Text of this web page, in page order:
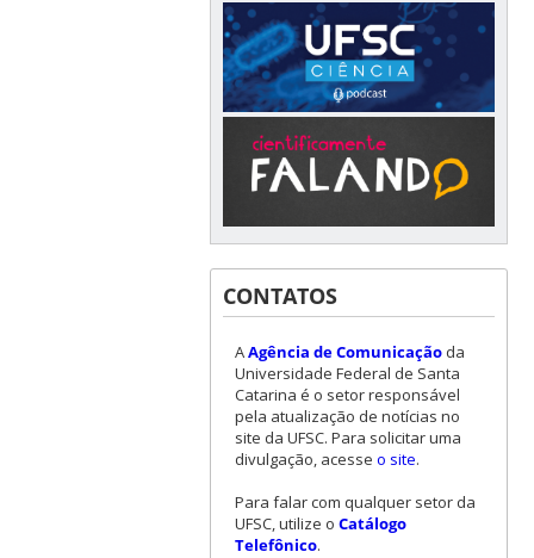
CONTATOS
AAgência de Comunicaçãoda
Universidade Federal de Santa
Catarina é o setor responsável
pela atualização de notícias no
site da UFSC. Para solicitar uma
divulgação, acesse o site.
Para falar com qualquer setor da
UFSC, utilize o Catálogo
Telefônico.